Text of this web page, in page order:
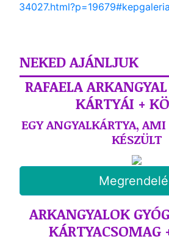
34027.html?p=19679#kepgaleria
NEKED AJÁNLJUK
RAFAELA
KÁRTYÁI +
EGY ANGYALKÁRTYA,
KÉSZÜLT
ARKANGYALOK
KÁRTYACSOMAG